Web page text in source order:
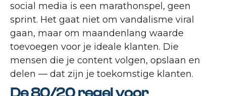
social media is een marathonspel, geen
sprint. Het gaat niet om vandalisme viral
gaan, maar om maandenlang waarde
toevoegen voor je ideale klanten. Die
mensen die je content volgen, opslaan en
delen — dat zijn je toekomstige klanten.